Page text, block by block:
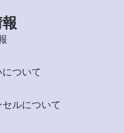
ついて
ルについて